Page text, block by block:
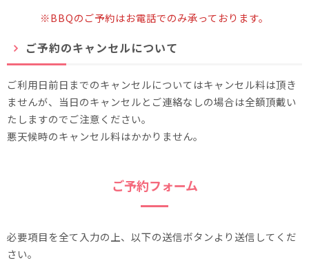
※BBQのご予約はお電話でのみ承っております。
ご予約のキャンセルについて
ご利用日前日までのキャンセルについてはキャンセル料は頂き
ませんが、当日のキャンセルとご連絡なしの場合は全額頂戴い
たしますのでご注意ください。
悪天候時のキャンセル料はかかりません。
ご予約フォーム
必要項目を全て入力の上、以下の送信ボタンより送信してくだ
さい。